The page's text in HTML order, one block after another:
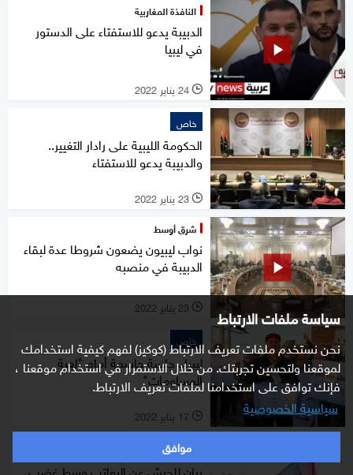
سياسة ملفات الارتباط
نحن نستخدم ملفات تعريف الارتباط (كوكيز) لفهم كيفية استخدامك
لموقعنا ولتحسين تجربتك. من خلال الاستمرار في استخدام موقعنا ،
فإنك توافق على استخدامنا لملفات تعريف الارتباط.
سياسية الخصوصية
موافق
النافذة المغاربية
الدبيبة يدعو للاستفتاء على الدستور
في ليبيا
l 24 يناير 2022
خاص
الحكومة الليبية على رادار التغيير..
والدبيبة يدعو للاستفتاء
l 23 يناير 2022
شرق أوسط
نواب ليبيون يضعون شروطا عدة لبقاء
الدبيبة في منصبه
l 23 يناير 2022
خاص
ليبيا.. جلسة حاسمة أمام "لعبة
المساومات"
l 17 يناير 2022
خاص